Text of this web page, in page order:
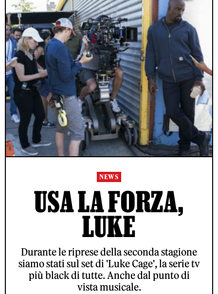
NEWS
USA LA FORZA,
LUKE
Durante le riprese della seconda stagione
siamo stati sul set di 'Luke Cage', la serie tv
più black di tutte. Anche dal punto di
vista musicale.